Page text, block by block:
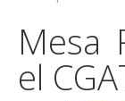
Mesa
el